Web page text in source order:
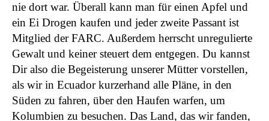
nie dort war. Überall kann man für einen Apfel und
ein Ei Drogen kaufen und jeder zweite Passant ist
Mitglied der FARC. Außerdem herrscht unregulierte
Gewalt und keiner steuert dem entgegen. Du kannst
Dir also die Begeisterung unserer Mütter vorstellen,
als wir in Ecuador kurzerhand alle Pläne, in den
Süden zu fahren, über den Haufen warfen, um
Kolumbien zu besuchen. Das Land, das wir fanden,